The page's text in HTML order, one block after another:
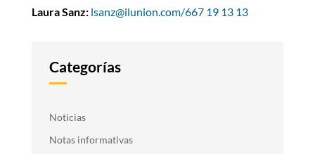
Laura Sanz: lsanz@ilunion.com/667 19 13 13
Categorías
Noticias
Notas informativas